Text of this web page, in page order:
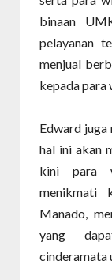
binaan
pelayanan
menjual
kepada para
Edward juga
hal ini akan
kini para
menikmati
Manado,
yang
cinderamata